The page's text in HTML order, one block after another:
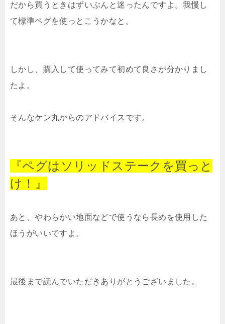
だから買うときはずいぶんと迷ったんですよ。我慢し
て標準ペグを使っとこうかなと。
しかし、購入して使ってみて初めて良さが分かりまし
たよ。
そんなケン丸からのアドバイスです。
『ペグはソリッドステークを買っと
け！』
あと、やわらかい地面などで使うなら長めを使用した
ほうがいいですよ。
最後まで読んでいただきありがとうございました。